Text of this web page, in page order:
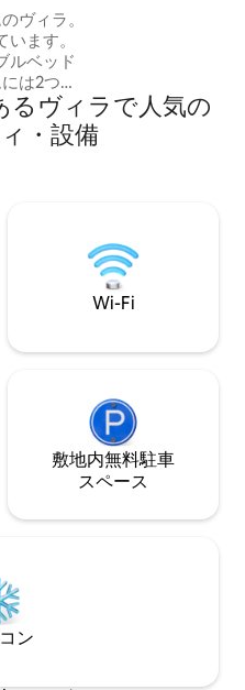
ヴィラ。
ます。
ルベッド
は2つの
も「ロー
、2台の
とシーリ
。J病
、ビー
ピングセ
路上駐
るヴィラで人気の
・設備
Wi-Fi
敷地内無料駐⁠車
ス⁠ペ⁠ー⁠ス
ン